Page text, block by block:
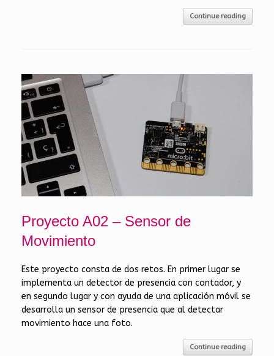
Continue reading
Proyecto A02 – Sensor de
Movimiento
Este proyecto consta de dos retos. En primer lugar se
implementa un detector de presencia con contador, y
en segundo lugar y con ayuda de una aplicación móvil se
desarrolla un sensor de presencia que al detectar
movimiento hace una foto.
Continue reading